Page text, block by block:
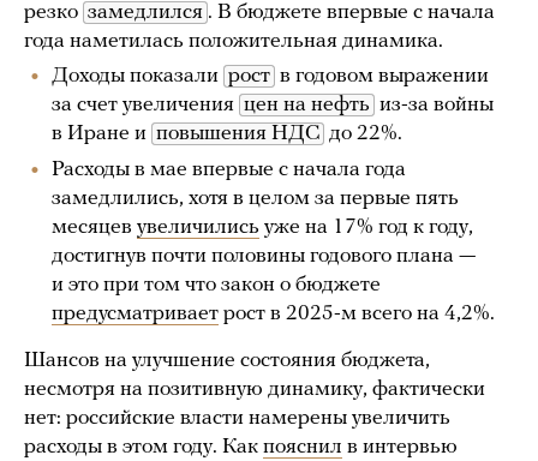
резко замедлился . В бюджете впервые с начала
года наметилась положительная динамика.
Доходы показали рост в годовом выражении
за счет увеличения цен на нефть из-за войны
в Иране и повышения НДС до 22%.
Расходы в мае впервые с начала года
замедлились, хотя в целом за первые пять
месяцев увеличились уже на 17% год к году,
достигнув почти половины годового плана —
и это при том что закон о бюджете
предусматривает рост в 2025-м всего на 4,2%.
Шансов на улучшение состояния бюджета,
несмотря на позитивную динамику, фактически
нет: российские власти намерены увеличить
расходы в этом году. Как пояснил в интервью